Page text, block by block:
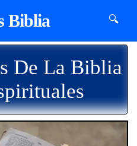
Biblia 🔍
De La Biblia